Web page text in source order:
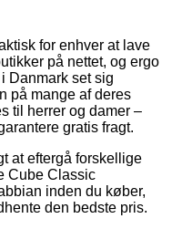
for enhver at lave
på nettet, og ergo
Danmark set sig
på mange af deres
til herrer og damer –
gratis fragt.
at eftergå forskellige
Cube Classic
inden du køber,
den bedste pris.